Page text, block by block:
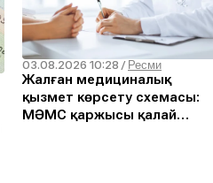
03.08.2026 10:28 / Ресми
Жалған медициналық
қызмет көрсету схемасы:
МӘМС қаржысы қалай